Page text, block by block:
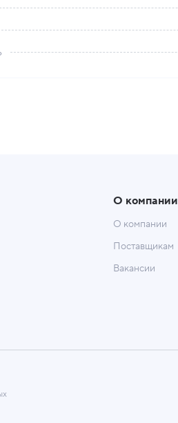
О компании
О компании
Поставщикам
Вакансии